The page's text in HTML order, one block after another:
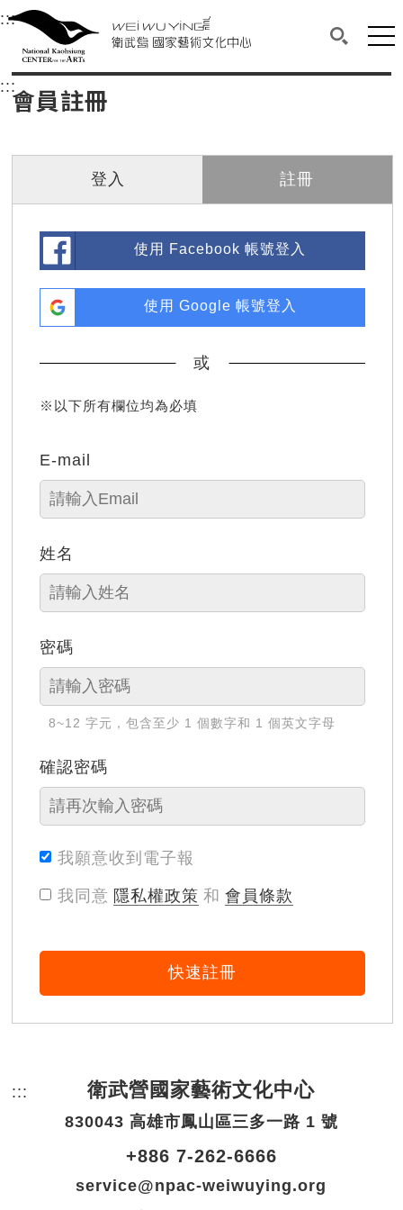
衛武營國家藝術文化中心
中央內容區塊，為本頁主要內容區。
:::選單連結區塊，此區塊列有本網站主要連結。
衛武營國家藝術文化中心
搜尋(開
網
::: 中央內容區塊，為本頁主要內容區。
會員註冊
登入 註冊
使用 Facebook 帳號登入
使用 Google 帳號登入
或
※以下所有欄位均為必填
E-mail
姓名
密碼
8~12 字元，包含至少 1 個數字和 1 個英文字母
確認密碼
我願意收到電子報
我同意 隱私權政策 和 會員條款
快速註冊
::: 頁尾網站資訊。
衛武營國家藝術文化中心
830043 高雄市鳳山區三多一路 1 號
+886 7-262-6666
service@npac-weiwuying.org